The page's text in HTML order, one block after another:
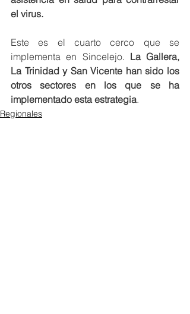
el virus.
Este es el cuarto cerco que se
implementa en Sincelejo. La Gallera,
La Trinidad y San Vicente han sido los
otros sectores en los que se ha
implementado esta estrategia.
Regionales